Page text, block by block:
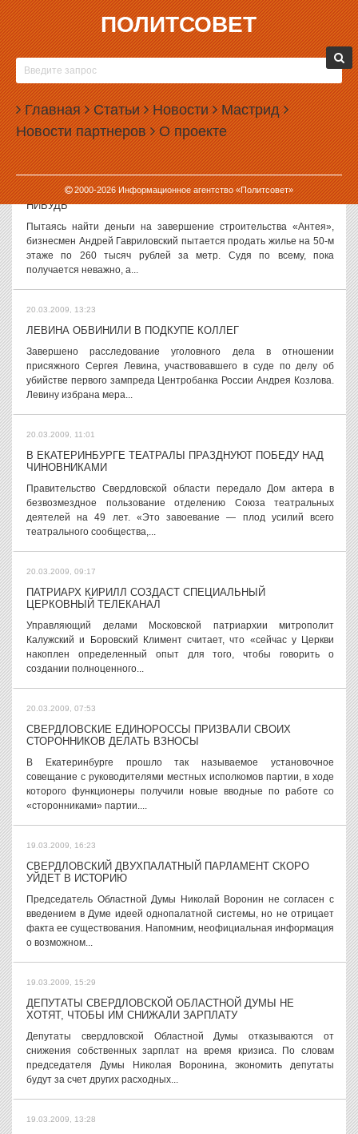
ПОЛИТСОВЕТ
Главная Статьи Новости Мастрид
Новости партнеров О проекте
2000-2026Информационное агентство «Политсовет»
20.03.2009, 14:55
КРЕМЛЬ ВЗЯЛСЯ ЗА МЭРОВ
Госдума сегодня в первом чтении приняла президентский
законопроект, позволяющий представительным органам местного
самоуправления отправлять в отставку мэров, сообщает ИТАР-
ТАСС. О необходимости дать...
20.03.2009, 14:06
АНДРЕЙ ГАВРИЛОВСКИЙ ПЫТАЕТСЯ ПРОДАТЬ ХОТЬ ЧТО-
НИБУДЬ
Пытаясь найти деньги на завершение строительства «Антея»,
бизнесмен Андрей Гавриловский пытается продать жилье на 50-м
этаже по 260 тысяч рублей за метр. Судя по всему, пока
получается неважно, а...
20.03.2009, 13:23
ЛЕВИНА ОБВИНИЛИ В ПОДКУПЕ КОЛЛЕГ
Завершено расследование уголовного дела в отношении
присяжного Сергея Левина, участвовавшего в суде по делу об
убийстве первого зампреда Центробанка России Андрея Козлова.
Левину избрана мера...
20.03.2009, 11:01
В ЕКАТЕРИНБУРГЕ ТЕАТРАЛЫ ПРАЗДНУЮТ ПОБЕДУ НАД
ЧИНОВНИКАМИ
Правительство Свердловской области передало Дом актера в
безвозмездное пользование отделению Союза театральных
деятелей на 49 лет. «Это завоевание — плод усилий всего
театрального сообщества,...
20.03.2009, 09:17
ПАТРИАРХ КИРИЛЛ СОЗДАСТ СПЕЦИАЛЬНЫЙ
ЦЕРКОВНЫЙ ТЕЛЕКАНАЛ
Управляющий делами Московской патриархии митрополит
Калужский и Боровский Климент считает, что «сейчас у Церкви
накоплен определенный опыт для того, чтобы говорить о
создании полноценного...
20.03.2009, 07:53
СВЕРДЛОВСКИЕ ЕДИНОРОССЫ ПРИЗВАЛИ СВОИХ
СТОРОННИКОВ ДЕЛАТЬ ВЗНОСЫ
В Екатеринбурге прошло так называемое установочное
совещание с руководителями местных исполкомов партии, в ходе
которого функционеры получили новые вводные по работе со
«сторонниками» партии....
19.03.2009, 16:23
СВЕРДЛОВСКИЙ ДВУХПАЛАТНЫЙ ПАРЛАМЕНТ СКОРО
УЙДЕТ В ИСТОРИЮ
Председатель Областной Думы Николай Воронин не согласен с
введением в Думе идеей однопалатной системы, но не отрицает
факта ее существования. Напомним, неофициальная информация
о возможном...
19.03.2009, 15:29
ДЕПУТАТЫ СВЕРДЛОВСКОЙ ОБЛАСТНОЙ ДУМЫ НЕ
ХОТЯТ, ЧТОБЫ ИМ СНИЖАЛИ ЗАРПЛАТУ
Депутаты свердловской Областной Думы отказываются от
снижения собственных зарплат на время кризиса. По словам
председателя Думы Николая Воронина, экономить депутаты
будут за счет других расходных...
19.03.2009, 13:28